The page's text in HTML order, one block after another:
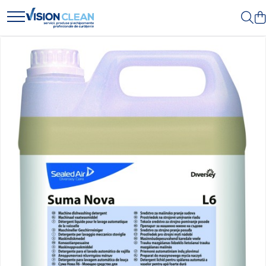
Toate Produsele
Aspiratoare si masini curatenie
Accesorii masini si aspiratoare
profesionale
Aspiratoare industriale
Aspiratoare injectie - extractie
Aspiratoare profesionale de
lichide si praf
Echipament de curatat cu presiune
Masini de curatat si aspirat
Monodiscuri profesionale
Detergenti profesionali